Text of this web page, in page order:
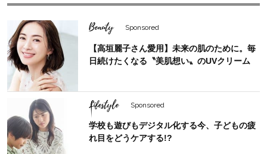
Beauty Sponsored
【高垣麗子さん愛用】未来の肌のために。毎
日続けたくなる〝美肌想い〟のUVクリーム
Lifestyle Sponsored
学校も遊びもデジタル化する今、子どもの疲
れ目をどうケアする!?